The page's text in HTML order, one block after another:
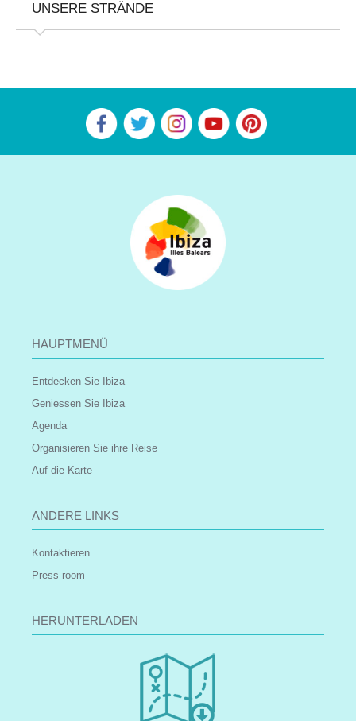
UNSERE STRÄNDE
HAUPTMENÜ
Entdecken Sie Ibiza
Geniessen Sie Ibiza
Agenda
Organisieren Sie ihre Reise
Auf die Karte
ANDERE LINKS
Kontaktieren
Press room
HERUNTERLADEN